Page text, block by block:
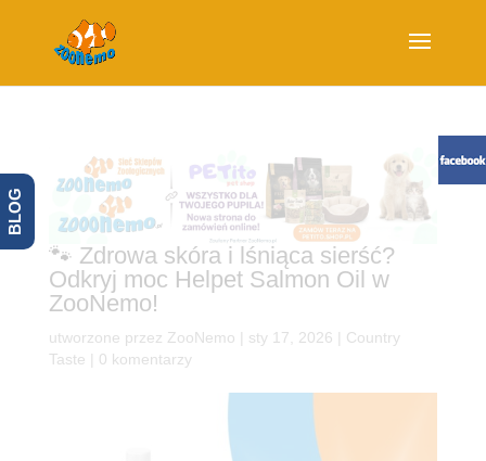
🐾 Zdrowa skóra i lśniąca sierść?
Odkryj moc Helpet Salmon Oil w
ZooNemo!
utworzone przez ZooNemo sty 17, 2026
Country
Taste
0 komentarzy
BLOG